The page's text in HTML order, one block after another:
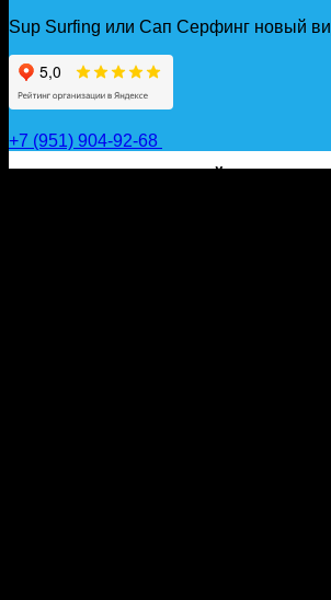
Sup Surfing или Сап Серфинг новый
+7 (951) 904-92-68